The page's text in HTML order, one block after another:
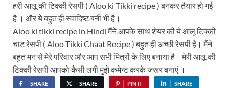
हरी आलू की टिक्की रेसपी ( Aloo ki Tikki recipe ) बनकर तैयार हो गई
है । और ये बहुत ही स्वादिष्ट बनी भी है।
Aloo ki tikki recipe in Hindi मैंने आपके साथ शेयर की ये आलू टिक्की
चाट रेसपी ( Aloo Tikki Chaat Recipe ) बहुत ही अच्छी रेसपी है। मैंने
बहुत मन से मेरे परिवार और आप सभी मित्रों के लिए बनाया है। मेरी आलू की
टिक्की रेसपी आपको कैसी लगी मुझे कमेन्ट करके जरूर बनाएं ।
SHARE SHARE PIN IT SHARE